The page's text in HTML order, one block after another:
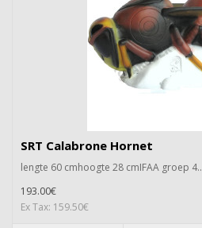
SRT Calabrone Hornet
lengte 60 cmhoogte 28 cmIFAA groep 4..
193.00€
Ex Tax: 159.50€